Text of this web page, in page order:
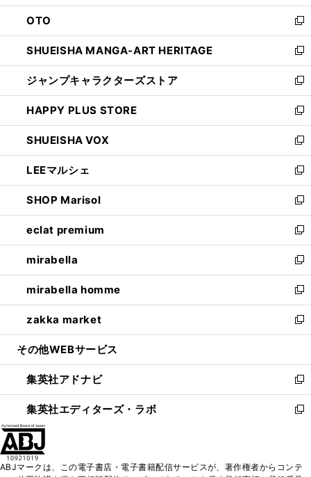
ウ
で
開
く
ン
ド
ウ
で
開
く
OTO
新
し
い
ウ
ィ
ン
ド
ウ
で
開
く
SHUEISHA MANGA-ART HERITAGE
新
し
い
ウ
ィ
ン
ド
ウ
で
開
く
ジャンプキャラクターズストア
新
し
い
ウ
ィ
ン
ド
ウ
で
開
く
HAPPY PLUS STORE
新
し
い
ウ
ィ
ン
ド
ウ
で
開
く
SHUEISHA VOX
新
し
い
ウ
ィ
ン
ド
ウ
で
開
く
LEEマルシェ
新
し
い
ウ
ィ
ン
ド
ウ
で
開
く
SHOP Marisol
新
し
い
ウ
ィ
ン
ド
ウ
で
開
eclat premium
新
し
い
ウ
ィ
ン
ド
ウ
開
く
mirabella
新
し
い
ウ
ィ
ン
ウ
で
開
く
mirabella homme
新
し
い
ウ
ン
ド
ウ
で
zakka market
新
し
ウ
ィ
ン
ド
く
その他WEBサービス
集英社アドナビ
新
し
い
ド
集英社エディターズ・ラボ
新
ィ
ABJマークは、この電子書店・電子書籍配信サービスが、著作権者からコンテ